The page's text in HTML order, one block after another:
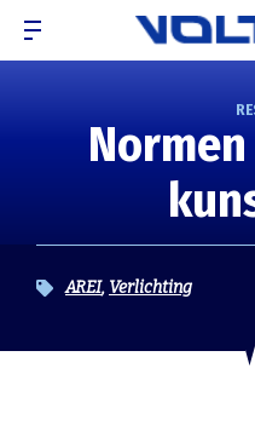
AREI Verlichting